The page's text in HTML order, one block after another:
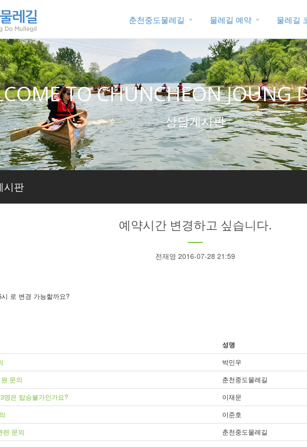
춘천중도물레길 물레길 예약 물레길
TO CHUNCHEON JOUNG
상담게시판
시판
예약시간 변경하고 싶습니다.
전재영 2016-07-28 21:59
로 변경 가능할까요?
성명
박민우
문의
춘천중도물레길
명은 탑승불가인가요?
이재문
이준호
련 문의
춘천중도물레길